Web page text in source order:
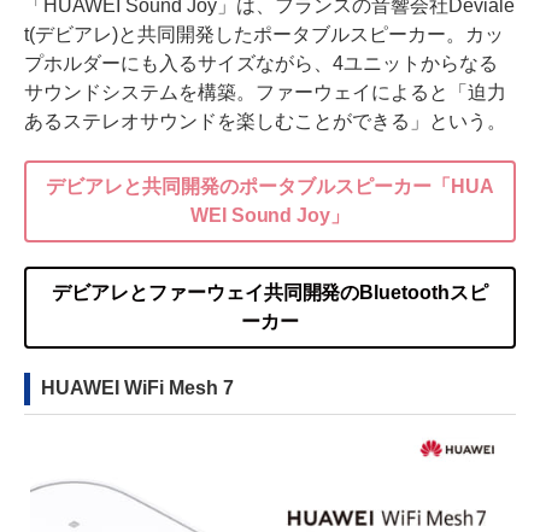
「HUAWEI Sound Joy」は、フランスの音響会社Deviale
t(デビアレ)と共同開発したポータブルスピーカー。カッ
プホルダーにも入るサイズながら、4ユニットからなる
サウンドシステムを構築。ファーウェイによると「迫力
あるステレオサウンドを楽しむことができる」という。
デビアレと共同開発のポータブルスピーカー「HUA
WEI Sound Joy」
デビアレとファーウェイ共同開発のBluetoothスピ
ーカー
HUAWEI WiFi Mesh 7